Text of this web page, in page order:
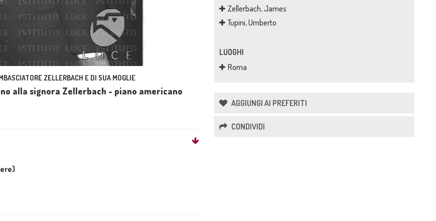
ZELLERBACH E DI SUA MOGLIE
alla signora Zellerbach - piano americano
Zellerbach, James
Tupini, Umberto
LUOGHI
Roma
AGGIUNGI AI PREFERITI
CONDIVIDI